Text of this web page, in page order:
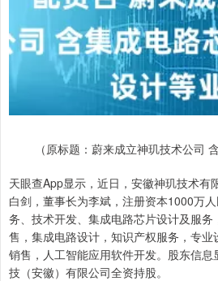
（原标题：蔚来成立神玑技术公司
天眼查App显示，近日，安徽神玑技术有
白剑，董事长为李斌，注册资本1000万
务、技术开发、集成电路芯片设计及服
售，集成电路设计，知识产权服务，专
销售，人工智能应用软件开发。股东信
技（安徽）有限公司全资持股。